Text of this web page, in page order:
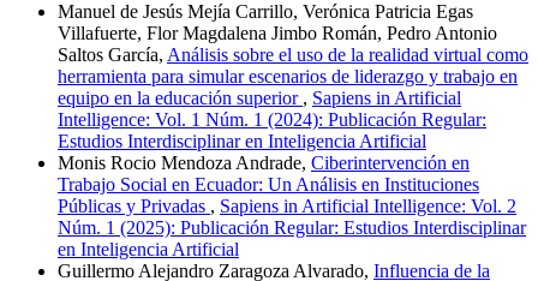
Manuel de Jesús Mejía Carrillo, Verónica Patricia Egas
Villafuerte, Flor Magdalena Jimbo Román, Pedro Antonio
Saltos García, Análisis sobre el uso de la realidad virtual como
herramienta para simular escenarios de liderazgo y trabajo en
equipo en la educación superior , Sapiens in Artificial
Intelligence: Vol. 1 Núm. 1 (2024): Publicación Regular:
Estudios Interdisciplinar en Inteligencia Artificial
Monis Rocio Mendoza Andrade, Ciberintervención en
Trabajo Social en Ecuador: Un Análisis en Instituciones
Públicas y Privadas , Sapiens in Artificial Intelligence: Vol. 2
Núm. 1 (2025): Publicación Regular: Estudios Interdisciplinar
en Inteligencia Artificial
Guillermo Alejandro Zaragoza Alvarado, Influencia de la